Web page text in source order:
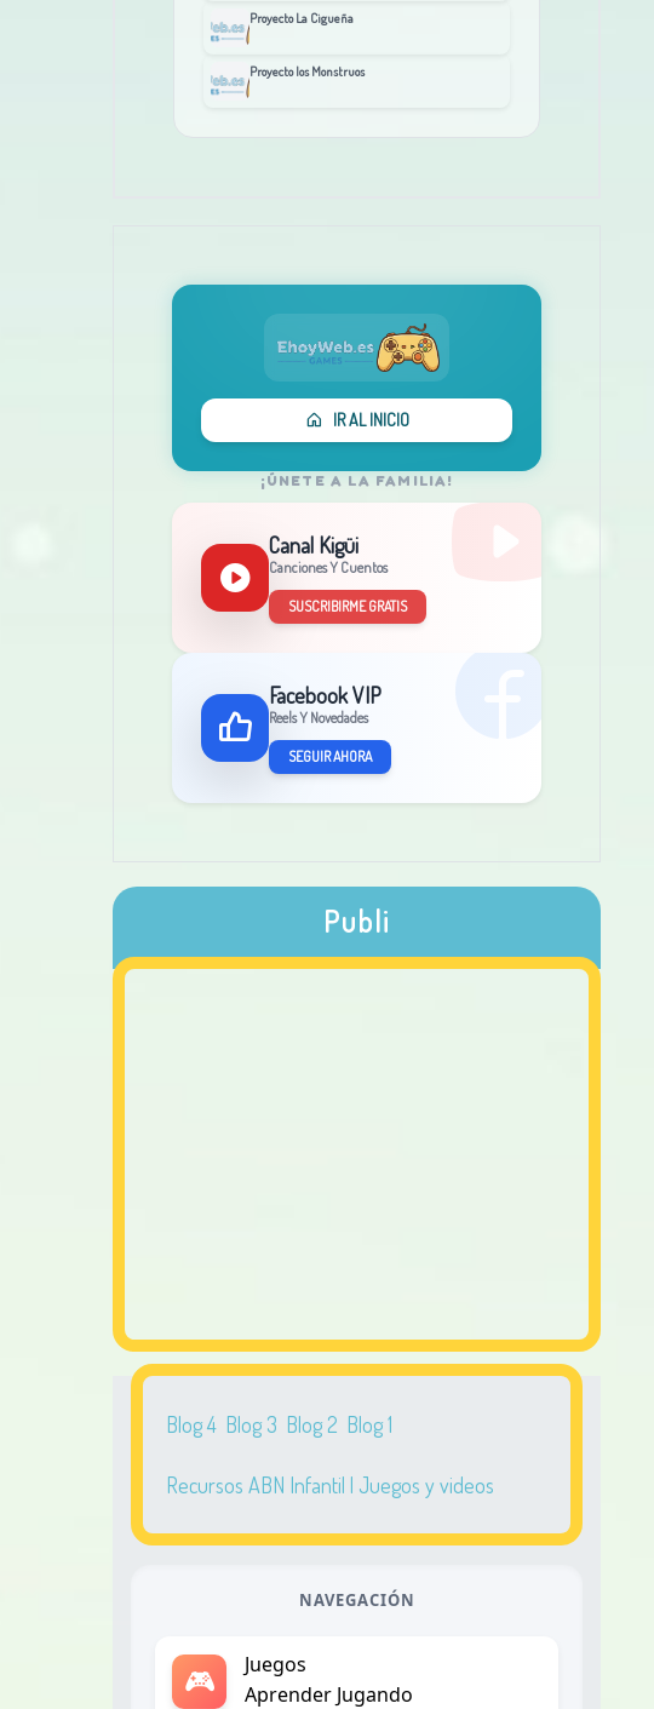
Proyecto La Cigueña
Proyecto los Monstruos
IR AL INICIO
¡ÚNETE A LA FAMILIA!
Canal Kigüi
Canciones Y Cuentos
SUSCRIBIRME GRATIS
Facebook VIP
Reels Y Novedades
SEGUIR AHORA
Publi
Blog 4 Blog 3 Blog 2 Blog 1
Recursos ABN Infantil | Juegos y videos
NAVEGACIÓN
🎮
Juegos
Aprender Jugando